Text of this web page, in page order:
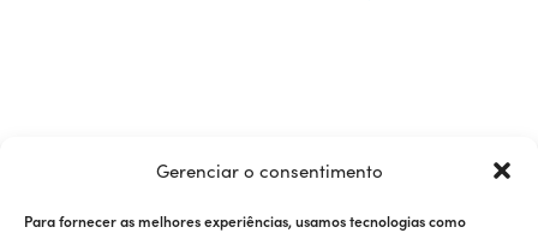
Gerenciar o consentimento
Para fornecer as melhores experiências, usamos tecnologias como
Junte-se à nossa comunidade